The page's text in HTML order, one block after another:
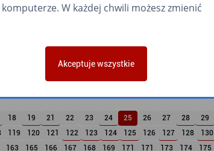
18 19 21 22 23 24 25 26 27 28 29
119 120 121 122 123 124 125 126 127 128 130
163 165 166 167 168 169 171 171 173 174 175
W każdej chwili możesz zmienić
Akceptuje wszystkie